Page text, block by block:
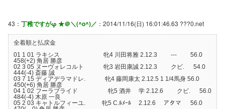
43： 丁稚ですがφ ★＠＼(^o^)／ ：2014/11/16(日) 16:01:46.63 ???0.net
全着順と払戻金
01 1 01 ラキシス 牝4 川田将雅 2.12.3 --- 56.0
458(+2) 角居 勝彦
02 3 05 ヌーヴォレコルト 牝3 岩田康誠 2.12.3 クビ. 54.0
444(-4) 斎藤 誠
03 7 15 ディアデラマドレ. 牝4 藤岡康太 2.12.5 1 1/4馬身 56.0
450(+6) 角居 勝彦
04 1 02 フーラブライド 牝5 酒井 学 2.12.6 クビ. 56.0
484(-4) 木原 一良
05 2 03 キャトルフィーユ. 牝5 C.ﾙﾒｰﾙ 2.12.6 アタマ 56.0